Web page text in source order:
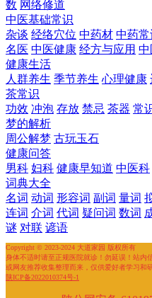
数 网络修道
中医基础常识
杂谈 经络穴位 中药材 中药常
名医 中医健康 经方与应用 中
健康生活
人群养生 季节养生 心理健康
茶常识
功效 冲泡 存放 禁忌 茶器 常
梦的解析
周公解梦 古玩玉石
健康问答
男科 妇科 健康早知道 中医科
词典大全
名词 动词 形容词 副词 量词
连词 介词 代词 疑问词 数词
谜 对联 谚语
Copyright © 2023-2024 大道家园 版权所有
身体不适时请至正规医院就诊！勿延误！站内
或网友推荐收集整理而来，仅供爱好者学习和
陕ICP备2022010374号-1